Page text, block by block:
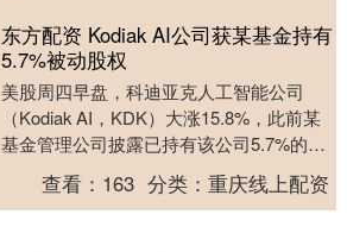
东方配资 Kodiak AI公司获某基金持有
5.7%被动股权
美股周四早盘，科迪亚克人工智能公司
（Kodiak AI，KDK）大涨15.8%，此前某
基金管理公司披露已持有该公司5.7%的被
动股权。这家自动驾驶卡车技术公司近....
查看： 163 分类：重庆线上配资